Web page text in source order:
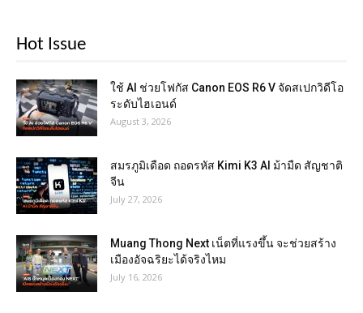
Hot Issue
ใช้ AI ช่วยโฟกัส Canon EOS R6 V จัดสเปกวิดีโอ
ระดับไฮเอนด์
August 3, 2026
สมรภูมิเดือด ถอดรหัส Kimi K3 AI ม้ามืด สัญชาติ
จีน
July 27, 2026
Muang Thong Next เน็ตที่แรงขึ้น จะช่วยสร้าง
เมืองอัจฉริยะได้จริงไหม
July 16, 2026